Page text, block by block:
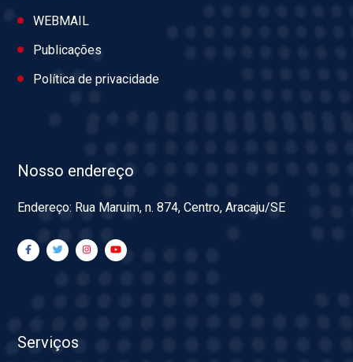
WEBMAIL
Publicações
Política de privacidade
Nosso endereço
Endereço: Rua Maruim, n. 874, Centro, Aracaju/SE
Serviços